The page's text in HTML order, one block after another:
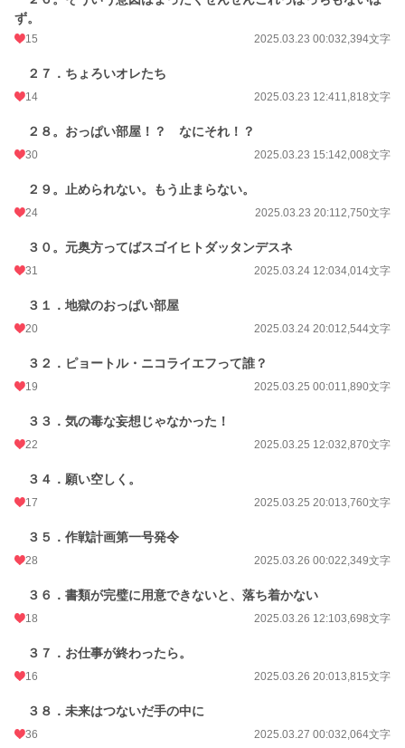
ず。
15 2025.03.23 00:032,394文字
２７．ちょろいオレたち
14 2025.03.23 12:411,818文字
２８。おっぱい部屋！？ なにそれ！？
30 2025.03.23 15:142,008文字
２９。止められない。もう止まらない。
24 2025.03.23 20:112,750文字
３０。元奥方ってばスゴイヒトダッタンデスネ
31 2025.03.24 12:034,014文字
３１．地獄のおっぱい部屋
20 2025.03.24 20:012,544文字
３２．ピョートル・ニコライエフって誰？
19 2025.03.25 00:011,890文字
３３．気の毒な妄想じゃなかった！
22 2025.03.25 12:032,870文字
３４．願い空しく。
17 2025.03.25 20:013,760文字
３５．作戦計画第一号発令
28 2025.03.26 00:022,349文字
３６．書類が完璧に用意できないと、落ち着かない
18 2025.03.26 12:103,698文字
３７．お仕事が終わったら。
16 2025.03.26 20:013,815文字
３８．未来はつないだ手の中に
36 2025.03.27 00:032,064文字